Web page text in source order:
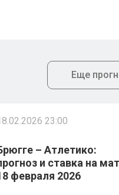
Еще
23:00
– Атлетико:
и ставка на
февраля 2026